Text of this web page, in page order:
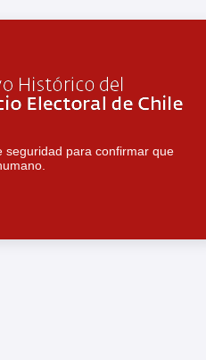
seguridad para confirmar que